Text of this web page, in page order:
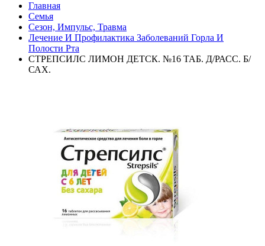
Главная
Семья
Сезон, Импульс, Травма
Лечение И Профилактика Заболеваний Горла И
Полости Рта
СТРЕПСИЛС ЛИМОН ДЕТСК. №16 ТАБ. Д/РАСС. Б/
САХ.